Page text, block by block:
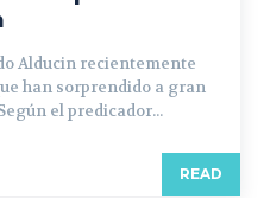
Alducin recientemente
han sorprendido a gran
de sus seguidores. Según el predicador...
READ